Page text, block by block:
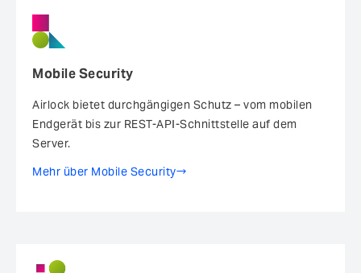
Mobile Security
Airlock bietet durchgängigen Schutz – vom mobilen
Endgerät bis zur REST-API-Schnittstelle auf dem
Server.
Mehr über Mobile Security